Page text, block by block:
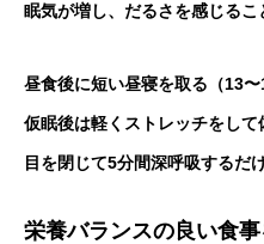
眠気が増し、だるさを感じるこ
昼食後に短い昼寝を取る（13〜
仮眠後は軽くストレッチをして
目を閉じて5分間深呼吸するだ
栄養バランスの良い食